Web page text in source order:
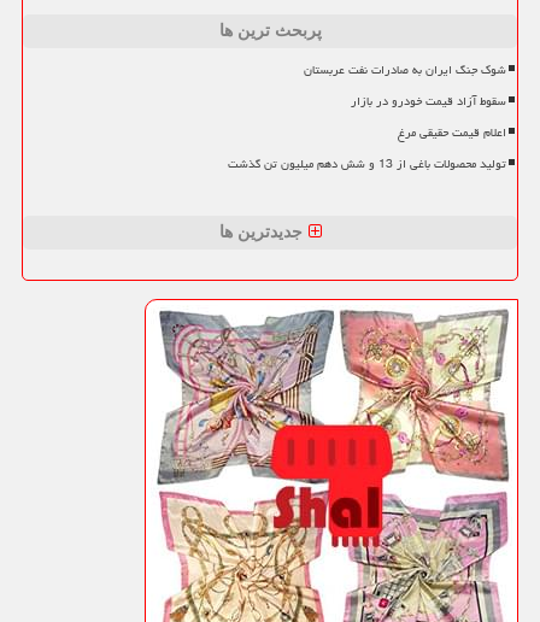
پربحث ترین ها
شوک جنگ ایران به صادرات نفت عربستان
سقوط آزاد قیمت خودرو در بازار
اعلام قیمت حقیقی مرغ
تولید محصولات باغی از 13 و شش دهم میلیون تن گذشت
جدیدترین ها